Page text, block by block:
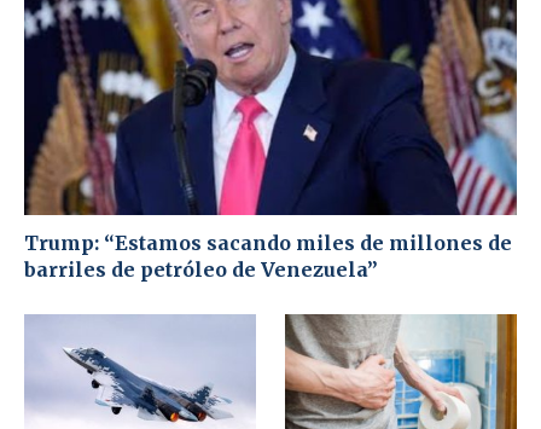
Trump: “Estamos sacando miles de millones de
barriles de petróleo de Venezuela”